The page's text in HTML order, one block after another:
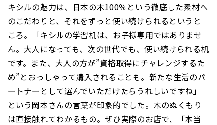
キシルの魅力は、日本の木100％という徹底した素材へ
のこだわりと、それをずっと使い続けられるというと
ころ。「キシルの学習机は、お子様専用ではありませ
ん。大人になっても、次の世代でも、使い続けられる机
です。また、大人の方が”資格取得にチャレンジするた
め”とおっしゃって購入されることも。新たな生活のパ
ートナーとして選んでいただけたらうれしいですね」
という岡本さんの言葉が印象的でした。木のぬくもり
は直接触れてわかるもの。ぜひ実際のお店で、「本当